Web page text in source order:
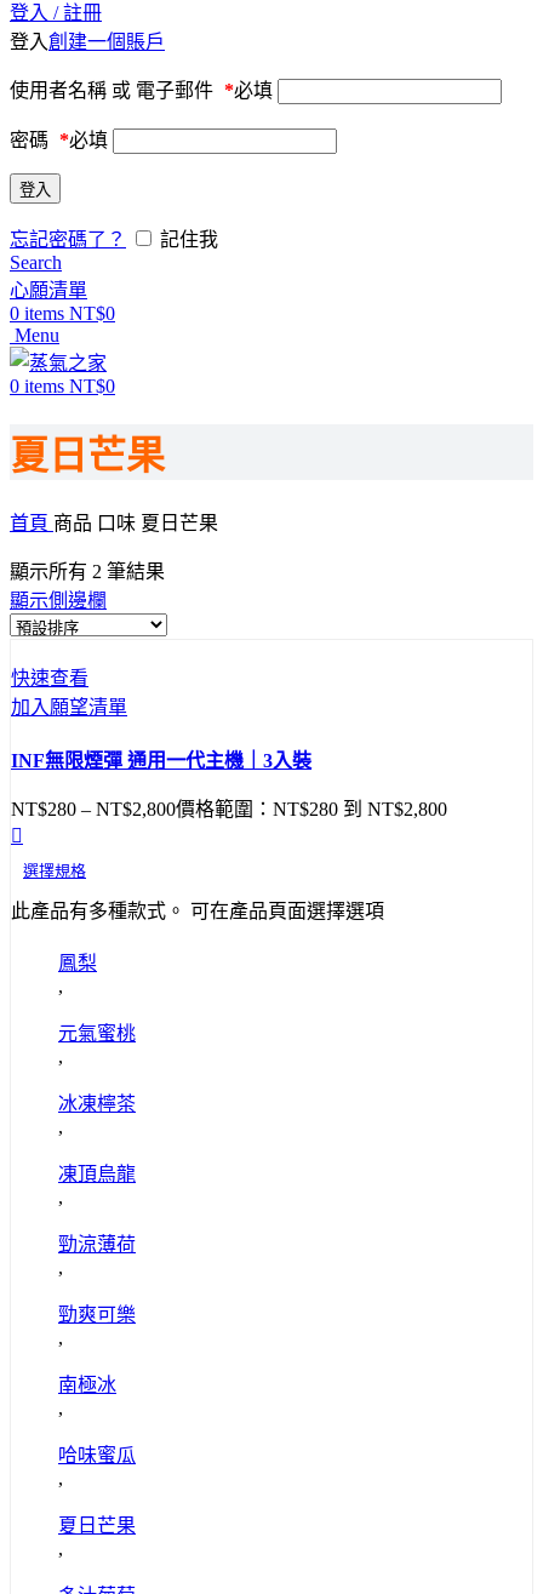
登入 / 註冊
登入創建一個賬戶
使用者名稱 或 電子郵件 *必填
密碼 *必填
登入
忘記密碼了？
記住我
Search
心願清單
0 items NT$0
Menu
0 items NT$0
夏日芒果
首頁 商品 口味 夏日芒果
顯示所有 2 筆結果
顯示側邊欄
快速查看
加入願望清單
INF無限煙彈 通用一代主機｜3入裝
NT$280 – NT$2,800價格範圍：NT$280 到 NT$2,800
選擇規格
此產品有多種款式。 可在產品頁面選擇選項
鳳梨
,
元氣蜜桃
,
冰凍檸茶
,
凍頂烏龍
,
勁涼薄荷
,
勁爽可樂
,
南極冰
,
哈味蜜瓜
,
夏日芒果
,